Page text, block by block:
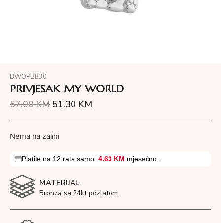
BWQPBB30
PRIVJESAK MY WORLD
57.00KM 51.30 KM
Nema na zalihi
Platite na 12 rata samo: 4.63 KM mjesečno.
MATERIJAL
Bronza sa 24kt pozlatom.